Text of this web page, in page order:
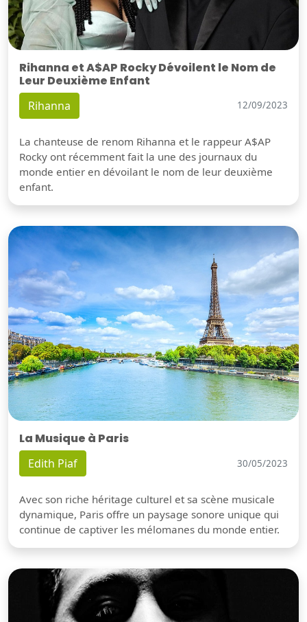
Rihanna et A$AP Rocky Dévoilent le Nom de
Leur Deuxième Enfant
Rihanna 12/09/2023
La chanteuse de renom Rihanna et le rappeur A$AP
Rocky ont récemment fait la une des journaux du
monde entier en dévoilant le nom de leur deuxième
enfant.
La Musique à Paris
Edith Piaf 30/05/2023
Avec son riche héritage culturel et sa scène musicale
dynamique, Paris offre un paysage sonore unique qui
continue de captiver les mélomanes du monde entier.